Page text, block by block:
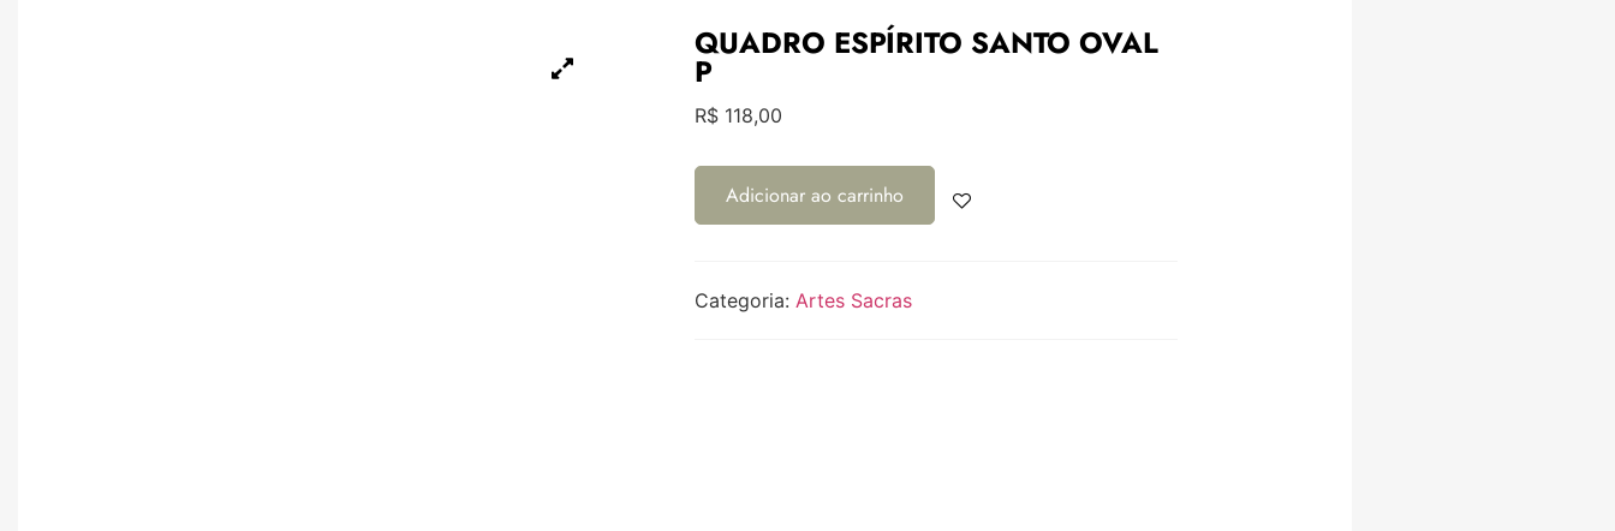
QUADRO ESPÍRITO SANTO OVAL
P
R$118,00
Adicionar ao carrinho
Categoria: Artes Sacras